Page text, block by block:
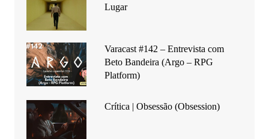
Lugar
Varacast #142 – Entrevista com
Beto Bandeira (Argo – RPG
Platform)
Crítica | Obsessão (Obsession)